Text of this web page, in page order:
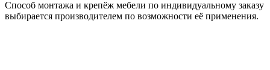
Способ монтажа и крепёж мебели по индивидуальному заказу
выбирается производителем по возможности её применения.